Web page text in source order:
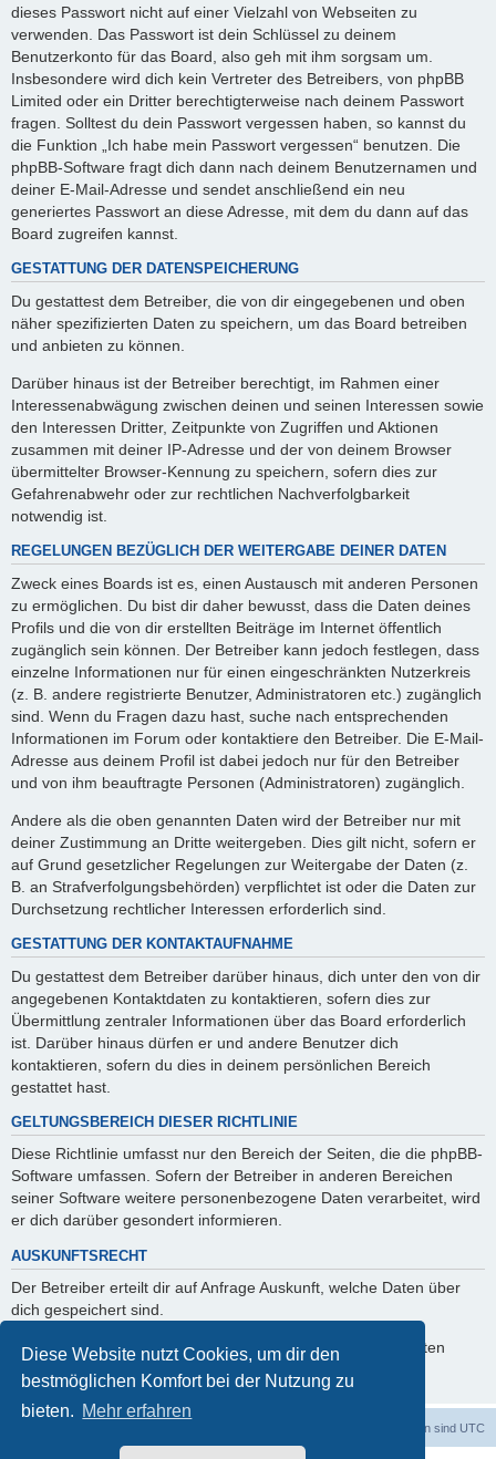
Diese Website nutzt Cookies, um dir den
bestmöglichen Komfort bei der Nutzung zu
bieten. Mehr erfahren
dieses Passwort nicht auf einer Vielzahl von Webseiten zu
verwenden. Das Passwort ist dein Schlüssel zu deinem
Benutzerkonto für das Board, also geh mit ihm sorgsam um.
Insbesondere wird dich kein Vertreter des Betreibers, von phpBB
Limited oder ein Dritter berechtigterweise nach deinem Passwort
fragen. Solltest du dein Passwort vergessen haben, so kannst du
die Funktion „Ich habe mein Passwort vergessen“ benutzen. Die
phpBB-Software fragt dich dann nach deinem Benutzernamen und
deiner E-Mail-Adresse und sendet anschließend ein neu
generiertes Passwort an diese Adresse, mit dem du dann auf das
Board zugreifen kannst.
GESTATTUNG DER DATENSPEICHERUNG
Du gestattest dem Betreiber, die von dir eingegebenen und oben
näher spezifizierten Daten zu speichern, um das Board betreiben
und anbieten zu können.
Darüber hinaus ist der Betreiber berechtigt, im Rahmen einer
Interessenabwägung zwischen deinen und seinen Interessen sowie
den Interessen Dritter, Zeitpunkte von Zugriffen und Aktionen
zusammen mit deiner IP-Adresse und der von deinem Browser
übermittelter Browser-Kennung zu speichern, sofern dies zur
Gefahrenabwehr oder zur rechtlichen Nachverfolgbarkeit
notwendig ist.
REGELUNGEN BEZÜGLICH DER WEITERGABE DEINER DATEN
Zweck eines Boards ist es, einen Austausch mit anderen Personen
zu ermöglichen. Du bist dir daher bewusst, dass die Daten deines
Profils und die von dir erstellten Beiträge im Internet öffentlich
zugänglich sein können. Der Betreiber kann jedoch festlegen, dass
einzelne Informationen nur für einen eingeschränkten Nutzerkreis
(z. B. andere registrierte Benutzer, Administratoren etc.) zugänglich
sind. Wenn du Fragen dazu hast, suche nach entsprechenden
Informationen im Forum oder kontaktiere den Betreiber. Die E-Mail-
Adresse aus deinem Profil ist dabei jedoch nur für den Betreiber
und von ihm beauftragte Personen (Administratoren) zugänglich.
Andere als die oben genannten Daten wird der Betreiber nur mit
deiner Zustimmung an Dritte weitergeben. Dies gilt nicht, sofern er
auf Grund gesetzlicher Regelungen zur Weitergabe der Daten (z.
B. an Strafverfolgungsbehörden) verpflichtet ist oder die Daten zur
Durchsetzung rechtlicher Interessen erforderlich sind.
GESTATTUNG DER KONTAKTAUFNAHME
Du gestattest dem Betreiber darüber hinaus, dich unter den von dir
angegebenen Kontaktdaten zu kontaktieren, sofern dies zur
Übermittlung zentraler Informationen über das Board erforderlich
ist. Darüber hinaus dürfen er und andere Benutzer dich
kontaktieren, sofern du dies in deinem persönlichen Bereich
gestattet hast.
GELTUNGSBEREICH DIESER RICHTLINIE
Diese Richtlinie umfasst nur den Bereich der Seiten, die die phpBB-
Software umfassen. Sofern der Betreiber in anderen Bereichen
seiner Software weitere personenbezogene Daten verarbeitet, wird
er dich darüber gesondert informieren.
AUSKUNFTSRECHT
Der Betreiber erteilt dir auf Anfrage Auskunft, welche Daten über
dich gespeichert sind.
Du kannst jederzeit die Löschung bzw. Sperrung deiner Daten
verlangen. Kontaktiere hierzu bitte den Betreiber.
Alle Zeiten sind UTC